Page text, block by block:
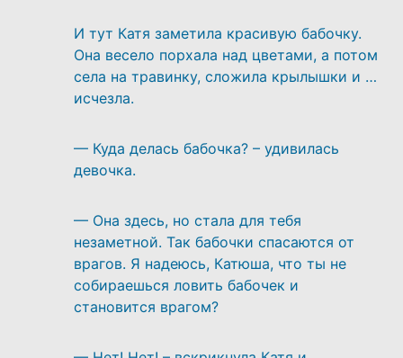
И тут Катя заметила красивую бабочку.
Она весело порхала над цветами, а потом
села на травинку, сложила крылышки и …
исчезла.
— Куда делась бабочка? – удивилась
девочка.
— Она здесь, но стала для тебя
незаметной. Так бабочки спасаются от
врагов. Я надеюсь, Катюша, что ты не
собираешься ловить бабочек и
становится врагом?